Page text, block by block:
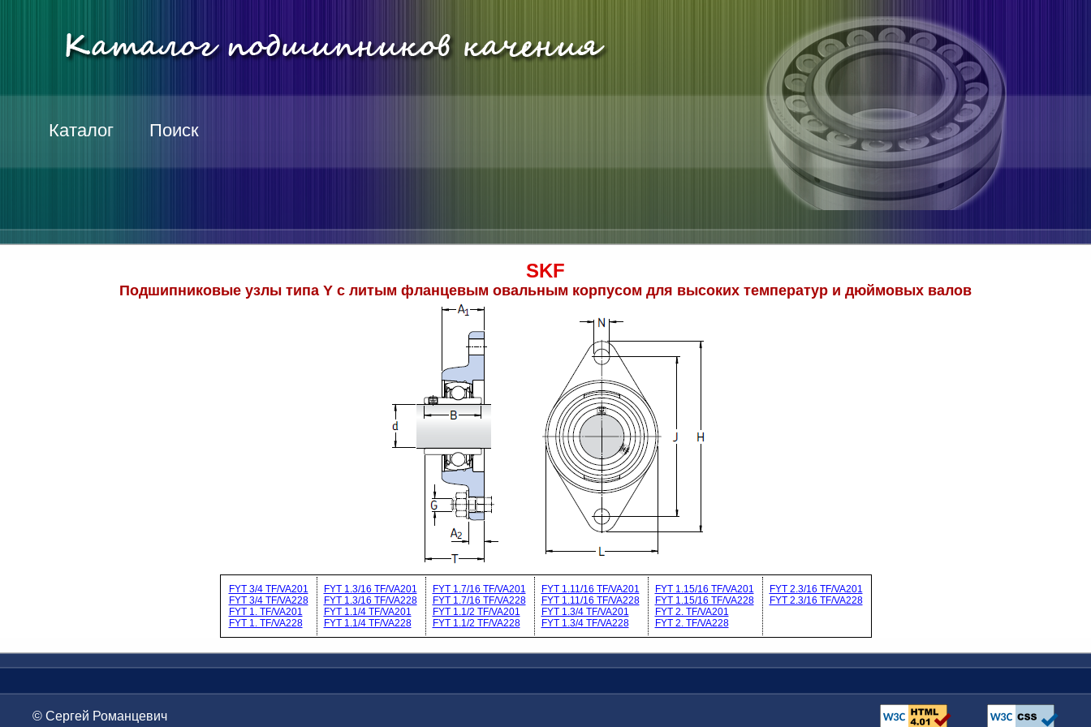
Каталог Поиск
SKF
Подшипниковые узлы типа Y с литым фланцевым овальным корпусом для высоких температур и дюймовых валов
FYT 3/4 TF/VA201
FYT 3/4 TF/VA228
FYT 1. TF/VA201
FYT 1. TF/VA228
FYT 1.3/16 TF/VA201
FYT 1.3/16 TF/VA228
FYT 1.1/4 TF/VA201
FYT 1.1/4 TF/VA228
FYT 1.7/16 TF/VA201
FYT 1.7/16 TF/VA228
FYT 1.1/2 TF/VA201
FYT 1.1/2 TF/VA228
FYT 1.11/16 TF/VA201
FYT 1.11/16 TF/VA228
FYT 1.3/4 TF/VA201
FYT 1.3/4 TF/VA228
FYT 1.15/16 TF/VA201
FYT 1.15/16 TF/VA228
FYT 2. TF/VA201
FYT 2. TF/VA228
FYT 2.3/16 TF/VA201
FYT 2.3/16 TF/VA228
© Сергей Романцевич